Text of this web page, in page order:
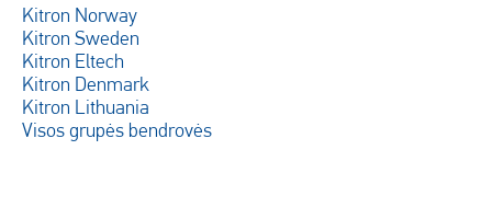
Kitron Norway
Kitron Sweden
Kitron Eltech
Kitron Denmark
Kitron Lithuania
Visos grupės bendrovės